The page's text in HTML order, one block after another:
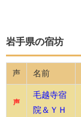
岩手県の宿坊
声 名前
声
毛越寺宿
院＆ＹＨ